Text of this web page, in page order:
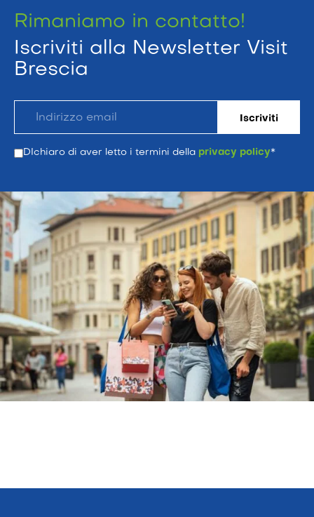
Rimaniamo in contatto!
Iscriviti alla Newsletter Visit
Brescia
DIchiaro di aver letto i termini della privacy policy*